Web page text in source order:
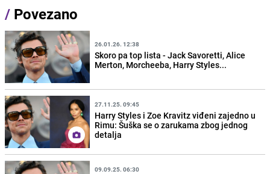
/ Povezano
26.01.26. 12:38
Skoro pa top lista - Jack Savoretti, Alice
Merton, Morcheeba, Harry Styles...
27.11.25. 09:45
Harry Styles i Zoe Kravitz viđeni zajedno u
Rimu: Šuška se o zarukama zbog jednog
detalja
09.09.25. 06:30